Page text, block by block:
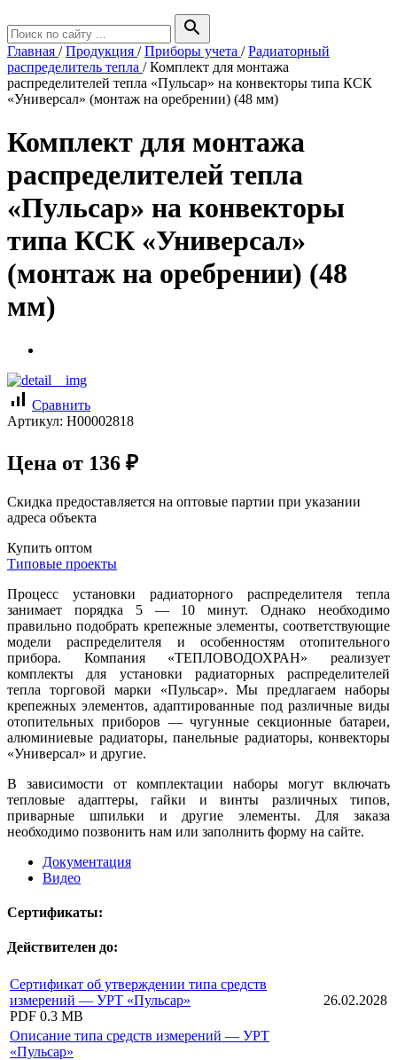
search
Главная /Продукция /Приборы учета /Радиаторный
распределитель тепла /Комплект для монтажа
распределителей тепла «Пульсар» на конвекторы типа КСК
«Универсал» (монтаж на оребрении) (48 мм)
Комплект для монтажа
распределителей тепла
«Пульсар» на конвекторы
типа КСК «Универсал»
(монтаж на оребрении) (48
мм)
signal_cellular_alt Сравнить
Артикул: Н00002818
Цена от 136 ₽
Скидка предоставляется на оптовые партии при указании
адреса объекта
Купить оптом
Типовые проекты
Процесс установки радиаторного распределителя тепла
занимает порядка 5 — 10 минут. Однако необходимо
правильно подобрать крепежные элементы, соответствующие
модели распределителя и особенностям отопительного
прибора. Компания «ТЕПЛОВОДОХРАН» реализует
комплекты для установки радиаторных распределителей
тепла торговой марки «Пульсар». Мы предлагаем наборы
крепежных элементов, адаптированные под различные виды
отопительных приборов — чугунные секционные батареи,
алюминиевые радиаторы, панельные радиаторы, конвекторы
«Универсал» и другие.
В зависимости от комплектации наборы могут включать
тепловые адаптеры, гайки и винты различных типов,
приварные шпильки и другие элементы. Для заказа
необходимо позвонить нам или заполнить форму на сайте.
Документация
Видео
Сертификаты:
Действителен до:
Cертификат об утверждении типа средств
измерений — УРТ «Пульсар»
PDF 0.3 MB
26.02.2028
Описание типа средств измерений — УРТ
«Пульсар»